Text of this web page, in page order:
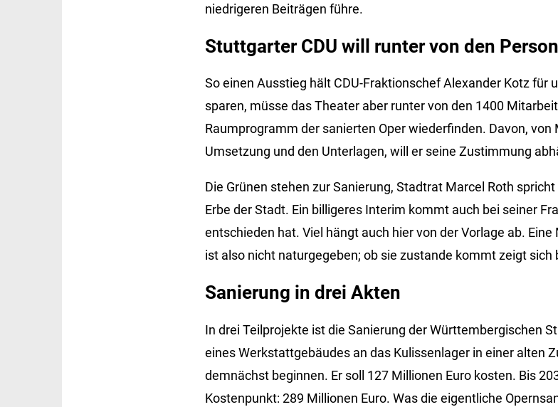
niedrigeren Beiträgen führe.
Stuttgarter CDU will runter von den
So einen Ausstieg hält CDU-Fraktionschef Alexander Kotz für
sparen, müsse das Theater aber runter von den 1400
Raumprogramm der sanierten Oper wiederfinden. Davon,
Umsetzung und den Unterlagen, will er seine Zustimmung
Die Grünen stehen zur Sanierung, Stadtrat Marcel Roth
Erbe der Stadt. Ein billigeres Interim kommt auch bei seiner
entschieden hat. Viel hängt auch hier von der Vorlage ab.
ist also nicht naturgegeben; ob sie zustande kommt zeigt sich
Sanierung in drei Akten
In drei Teilprojekte ist die Sanierung der Württembergischen
eines Werkstattgebäudes an das Kulissenlager in einer alten
demnächst beginnen. Er soll 127 Millionen Euro kosten. Bis
Kostenpunkt: 289 Millionen Euro. Was die eigentliche